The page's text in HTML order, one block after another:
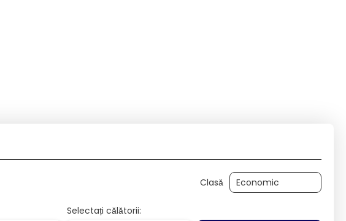
Clasă
Selectați călătorii: